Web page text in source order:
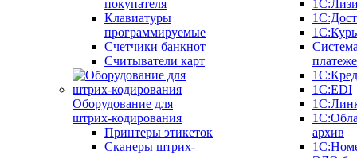
покупателя
Клавиатуры
программируемые
Счетчики банкнот
Считыватели карт
Оборудование для
штрих-кодирования
Принтеры этикеток
Сканеры штрих-
1С:EDI
архив